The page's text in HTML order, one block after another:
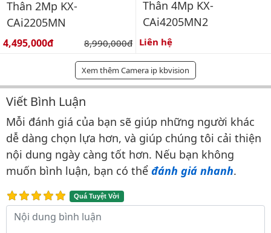
Thân 2Mp KX-
CAi2205MN
Giá bán:
4,495,000đ Giá gốc:
8,990,000đ
Thân 4Mp KX-
CAi4205MN2
Liên hệ
Xem thêm Camera ip kbvision
Bình luận & Đánh giá
Viết Bình Luận
Mỗi đánh giá của bạn sẽ giúp những người khác
dễ dàng chọn lựa hơn, và giúp chúng tôi cải thiện
nội dung ngày càng tốt hơn. Nếu bạn không
muốn bình luận, bạn có thể đánh giá nhanh.
Quá Tuyệt Vời
Nội dung bình luận